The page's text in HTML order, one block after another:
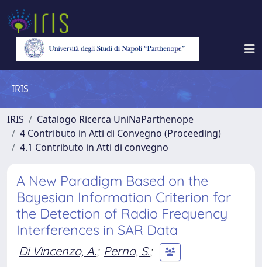
IRIS
IRIS
Catalogo Ricerca UniNaParthenope
4 Contributo in Atti di Convegno (Proceeding)
4.1 Contributo in Atti di convegno
A New Paradigm Based on the
Bayesian Information Criterion for
the Detection of Radio Frequency
Interferences in SAR Data
Di Vincenzo, A.; Perna, S.;